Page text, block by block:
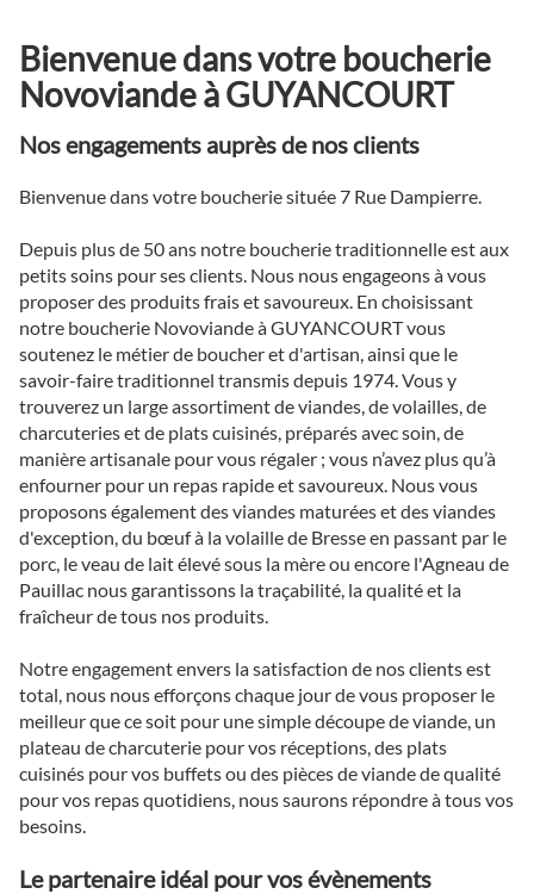
COORDONNÉES
Bienvenue dans votre boucherie
Novoviande à GUYANCOURT
Nos engagements auprès de nos clients
Bienvenue dans votre boucherie située 7 Rue Dampierre.
Depuis plus de 50 ans notre boucherie traditionnelle est aux
petits soins pour ses clients. Nous nous engageons à vous
proposer des produits frais et savoureux. En choisissant
notre boucherie Novoviande à GUYANCOURT vous
soutenez le métier de boucher et d'artisan, ainsi que le
savoir-faire traditionnel transmis depuis 1974. Vous y
trouverez un large assortiment de viandes, de volailles, de
charcuteries et de plats cuisinés, préparés avec soin, de
manière artisanale pour vous régaler ; vous n’avez plus qu’à
enfourner pour un repas rapide et savoureux. Nous vous
proposons également des viandes maturées et des viandes
d'exception, du bœuf à la volaille de Bresse en passant par le
porc, le veau de lait élevé sous la mère ou encore l'Agneau de
Pauillac nous garantissons la traçabilité, la qualité et la
fraîcheur de tous nos produits.
Notre engagement envers la satisfaction de nos clients est
total, nous nous efforçons chaque jour de vous proposer le
meilleur que ce soit pour une simple découpe de viande, un
plateau de charcuterie pour vos réceptions, des plats
cuisinés pour vos buffets ou des pièces de viande de qualité
pour vos repas quotidiens, nous saurons répondre à tous vos
besoins.
Le partenaire idéal pour vos évènements